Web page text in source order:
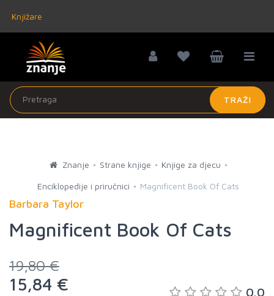
Knjižare
TRAŽI
Znanje Strane knjige Knjige za djecu
Enciklopedije i priručnici Magnificent Book Of Cats
Barbara Taylor
Magnificent Book Of Cats
19,80 €
15,84 € 0.0